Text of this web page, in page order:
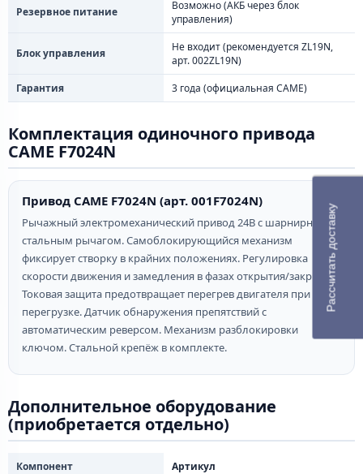
Резервное питание
Возможно (АКБ через блок
управления)
Блок управления
Не входит (рекомендуется ZL19N,
арт. 002ZL19N)
Гарантия
3 года (официальная CAME)
Комплектация одиночного привода
CAME F7024N
Привод CAME F7024N (арт. 001F7024N)
Рычажный электромеханический привод 24В с шарнирным
стальным рычагом. Самоблокирующийся механизм
фиксирует створку в крайних положениях. Регулировка
скорости движения и замедления в фазах открытия/закрытия.
Токовая защита предотвращает перегрев двигателя при
перегрузке. Датчик обнаружения препятствий с
автоматическим реверсом. Механизм разблокировки
ключом. Стальной крепёж в комплекте.
Дополнительное оборудование
(приобретается отдельно)
Компонент
Артикул
Рассчитать доставку